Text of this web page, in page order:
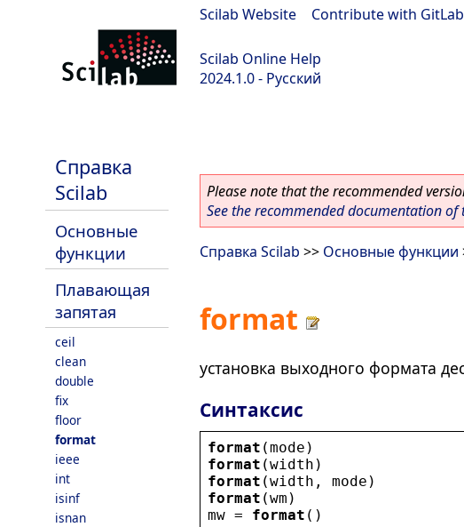
Scilab Website Contribute with GitLab
Scilab Online Help
2024.1.0 - Русский
Справка
Scilab
Основные
функции
Плавающая
запятая
ceil
clean
double
fix
floor
format
ieee
int
isinf
isnan
Please note that the recommended
See the recommended documentation
Справка Scilab >> Основные функции
format
установка выходного формата
Синтаксис
format (mode )
format (width )
format (width , mode )
format (wm )
mw = format ()